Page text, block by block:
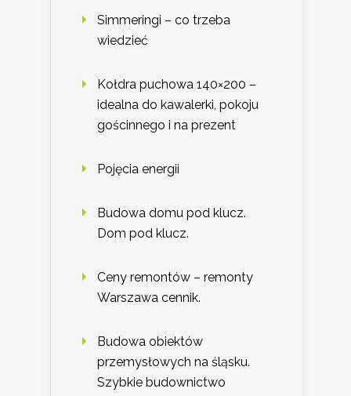
Simmeringi – co trzeba
wiedzieć
Kołdra puchowa 140×200 –
idealna do kawalerki, pokoju
gościnnego i na prezent
Pojęcia energii
Budowa domu pod klucz.
Dom pod klucz.
Ceny remontów – remonty
Warszawa cennik.
Budowa obiektów
przemysłowych na śląsku.
Szybkie budownictwo